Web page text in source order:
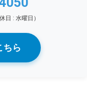
日 : 水曜日）
ちら